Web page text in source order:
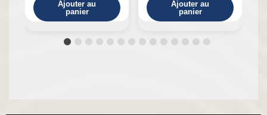
Ajouter au
panier
Ajouter au
panier